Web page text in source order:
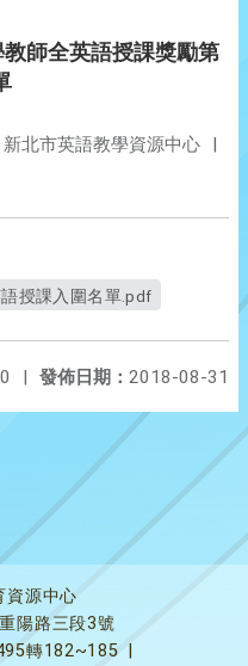
師全英語授課獎勵第
新北市英語教學資源中心 |
授課入圍名單.pdf
發佈日期： 2018-08-31
|
資源中心
陽路三段3號
轉182~185